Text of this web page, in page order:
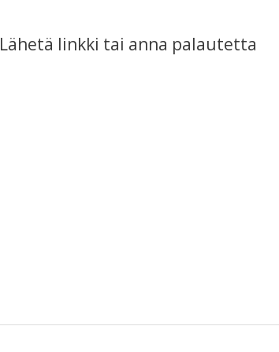
Lähetä linkki tai anna palautetta